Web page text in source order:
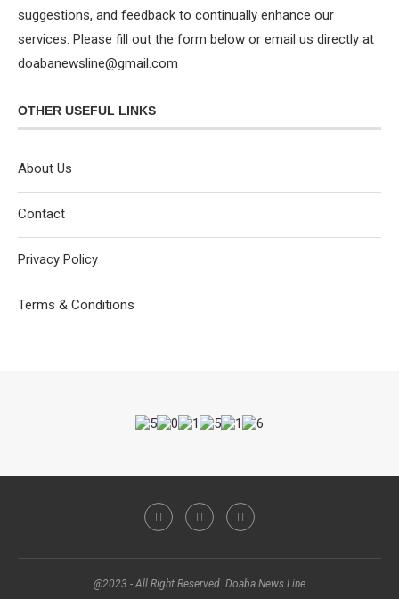
suggestions, and feedback to continually enhance our
services. Please fill out the form below or email us directly at
doabanewsline@gmail.com
OTHER USEFUL LINKS
About Us
Contact
Privacy Policy
Terms & Conditions
@2023 - All Right Reserved. Doaba News Line